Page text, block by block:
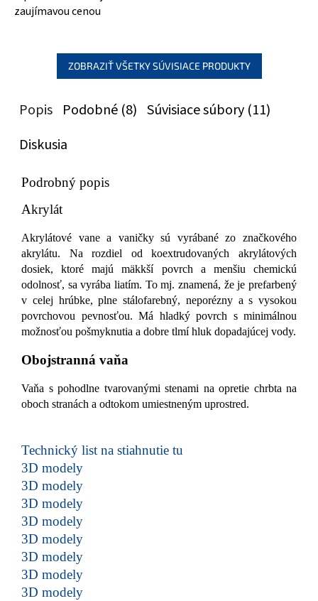
zaujímavou cenou
ZOBRAZIŤ VŠETKY SÚVISIACE PRODUKTY
Popis Podobné (8) Súvisiace súbory (11)
Diskusia
Podrobný popis
Akrylát
Akrylátové vane a vaničky sú vyrábané zo značkového
akrylátu. Na rozdiel od koextrudovaných akrylátových
dosiek, ktoré majú mäkkší povrch a menšiu chemickú
odolnosť, sa vyrába liatím. To mj. znamená, že je prefarbený
v celej hrúbke, plne stálofarebný, neporézny a s vysokou
povrchovou pevnosťou. Má hladký povrch s minimálnou
možnosťou pošmyknutia a dobre tlmí hluk dopadajúcej vody.
Obojstranná vaňa
Vaňa s pohodlne tvarovanými stenami na opretie chrbta na
oboch stranách a odtokom umiestneným uprostred.
Technický list na stiahnutie tu
3D modely
3D modely
3D modely
3D modely
3D modely
3D modely
3D modely
3D modely